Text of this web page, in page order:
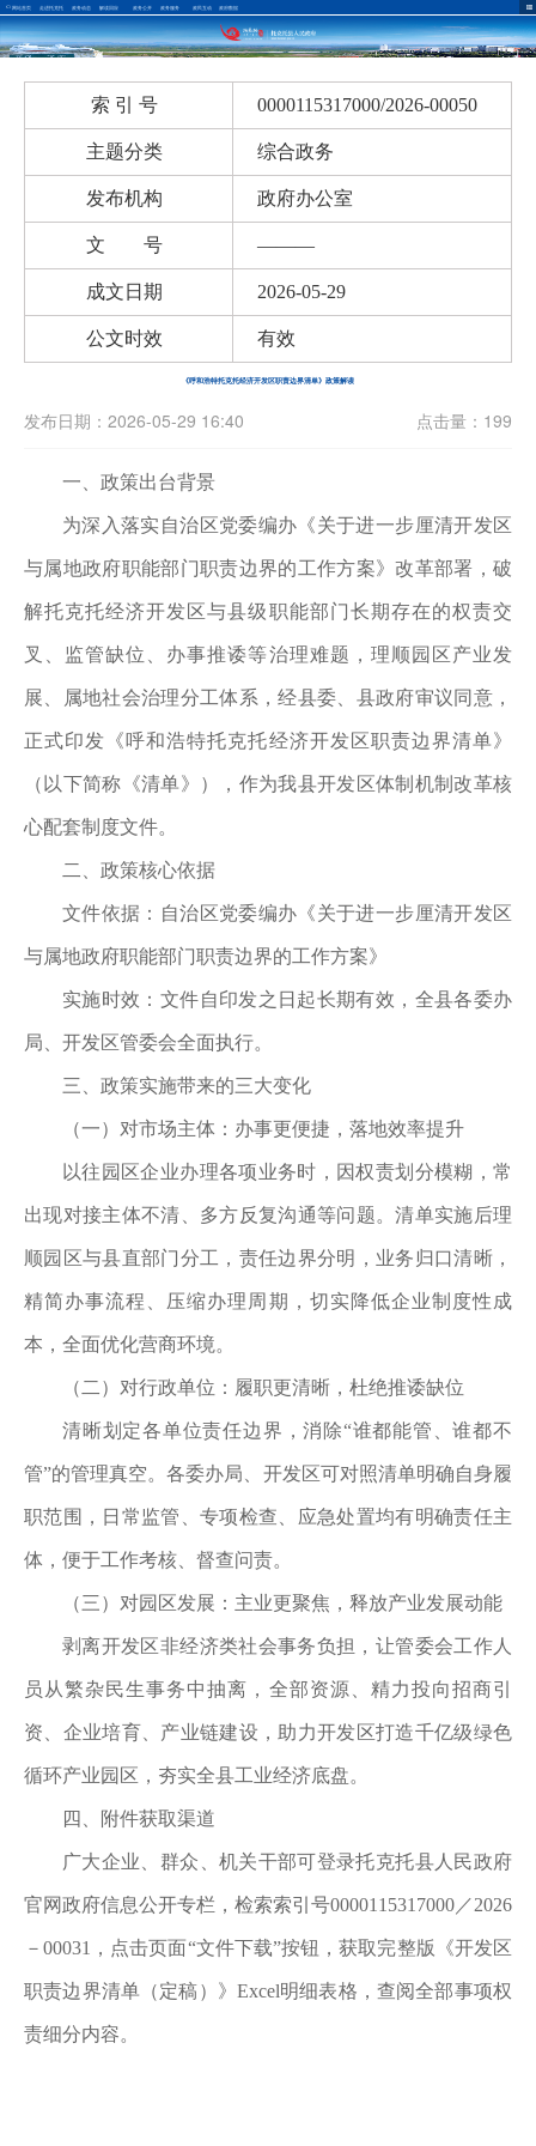
网站首页 走进托克托 政务动态 解读回应 政务公开 政务服务 政民互动 政府数据
索 引 号 0000115317000/2026-00050
主题分类 综合政务
发布机构 政府办公室
文 号 ———
成文日期 2026-05-29
公文时效 有效
《呼和浩特托克托经济开发区职责边界清单》政策解读
发布日期：2026-05-29 16:40 点击量：199
一、政策出台背景
为深入落实自治区党委编办《关于进一步厘清开发区
与属地政府职能部门职责边界的工作方案》改革部署，破
解托克托经济开发区与县级职能部门长期存在的权责交
叉、监管缺位、办事推诿等治理难题，理顺园区产业发
展、属地社会治理分工体系，经县委、县政府审议同意，
正式印发《呼和浩特托克托经济开发区职责边界清单》
（以下简称《清单》），作为我县开发区体制机制改革核
心配套制度文件。
二、政策核心依据
文件依据： 自治区党委编办《关于进一步厘清开发区
与属地政府职能部门职责边界的工作方案》
实施时效： 文件自印发之日起长期有效，全县各委办
局、开发区管委会全面执行。
三、政策实施带来的三大变化
（一）对市场主体：办事更便捷，落地效率提升
以往园区企业办理各项业务时，因权责划分模糊，常
出现对接主体不清、多方反复沟通等问题。清单实施后理
顺园区与县直部门分工，责任边界分明，业务归口清晰，
精简办事流程、压缩办理周期，切实降低企业制度性成
本，全面优化营商环境。
（二）对行政单位：履职更清晰，杜绝推诿缺位
清晰划定各单位责任边界，消除“谁都能管、谁都不
管”的管理真空。各委办局、开发区可对照清单明确自身履
职范围，日常监管、专项检查、应急处置均有明确责任主
体，便于工作考核、督查问责。
（三）对园区发展：主业更聚焦，释放产业发展动能
剥离开发区非经济类社会事务负担，让管委会工作人
员从繁杂民生事务中抽离，全部资源、精力投向招商引
资、企业培育、产业链建设，助力开发区打造千亿级绿色
循环产业园区，夯实全县工业经济底盘。
四、附件获取渠道
广大企业、群众、机关干部可登录托克托县人民政府
官网政府信息公开专栏，检索索引号0000115317000／2026
－00031，点击页面“文件下载”按钮，获取完整版《开发区
职责边界清单（定稿）》Excel明细表格，查阅全部事项权
责细分内容。